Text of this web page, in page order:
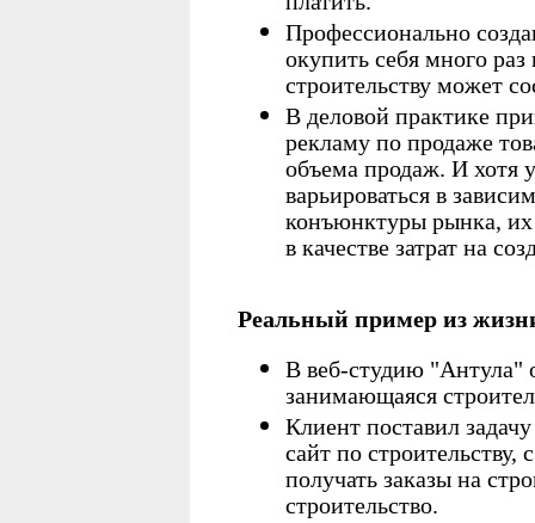
Профессионально
окупить себя много
строительству может
В деловой практике
рекламу по продаже
объема продаж. И хотя
варьироваться в
конъюнктуры рынка,
в качестве затрат на
Реальный пример из
В веб-студию "Антула"
занимающаяся
Клиент поставил
сайт по
получать заказы на
строительство.